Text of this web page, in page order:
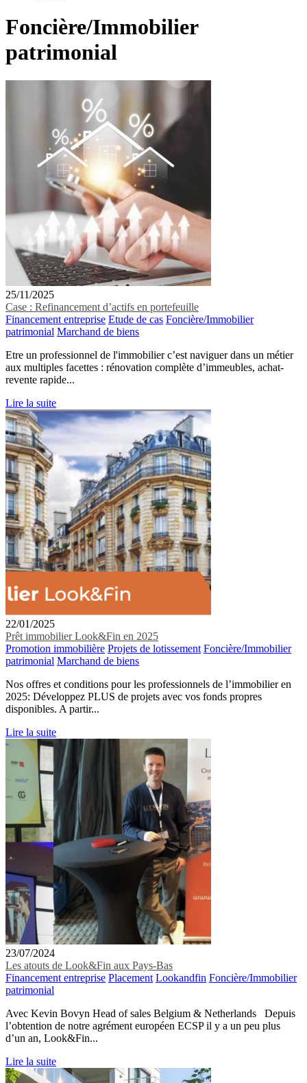
Foncière/Immobilier
patrimonial
25/11/2025
Case : Refinancement d’actifs en portefeuille
Financement entreprise Etude de cas Foncière/Immobilier
patrimonial Marchand de biens
Etre un professionnel de l'immobilier c’est naviguer dans un métier
aux multiples facettes : rénovation complète d’immeubles, achat-
revente rapide...
Lire la suite
22/01/2025
Prêt immobilier Look&Fin en 2025
Promotion immobilière Projets de lotissement Foncière/Immobilier
patrimonial Marchand de biens
Nos offres et conditions pour les professionnels de l’immobilier en
2025: Développez PLUS de projets avec vos fonds propres
disponibles. A partir...
Lire la suite
23/07/2024
Les atouts de Look&Fin aux Pays-Bas
Financement entreprise Placement Lookandfin Foncière/Immobilier
patrimonial
Avec Kevin Bovyn Head of sales Belgium & Netherlands Depuis
l’obtention de notre agrément européen ECSP il y a un peu plus
d’un an, Look&Fin...
Lire la suite